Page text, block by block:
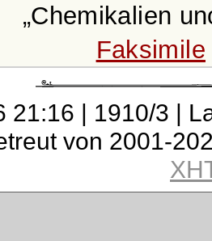
Chemikalien
Faksimile
21:16 | 1910/3 |
von 2001-